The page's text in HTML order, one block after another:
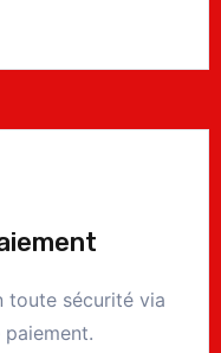
toute sécurité via